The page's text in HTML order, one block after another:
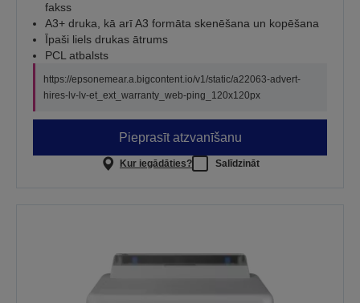
fakss
A3+ druka, kā arī A3 formāta skenēšana un kopēšana
Īpaši liels drukas ātrums
PCL atbalsts
https://epsonemear.a.bigcontent.io/v1/static/a22063-advert-
hires-lv-lv-et_ext_warranty_web-ping_120x120px
Pieprasīt atzvanīšanu
Kur iegādāties? Salīdzināt